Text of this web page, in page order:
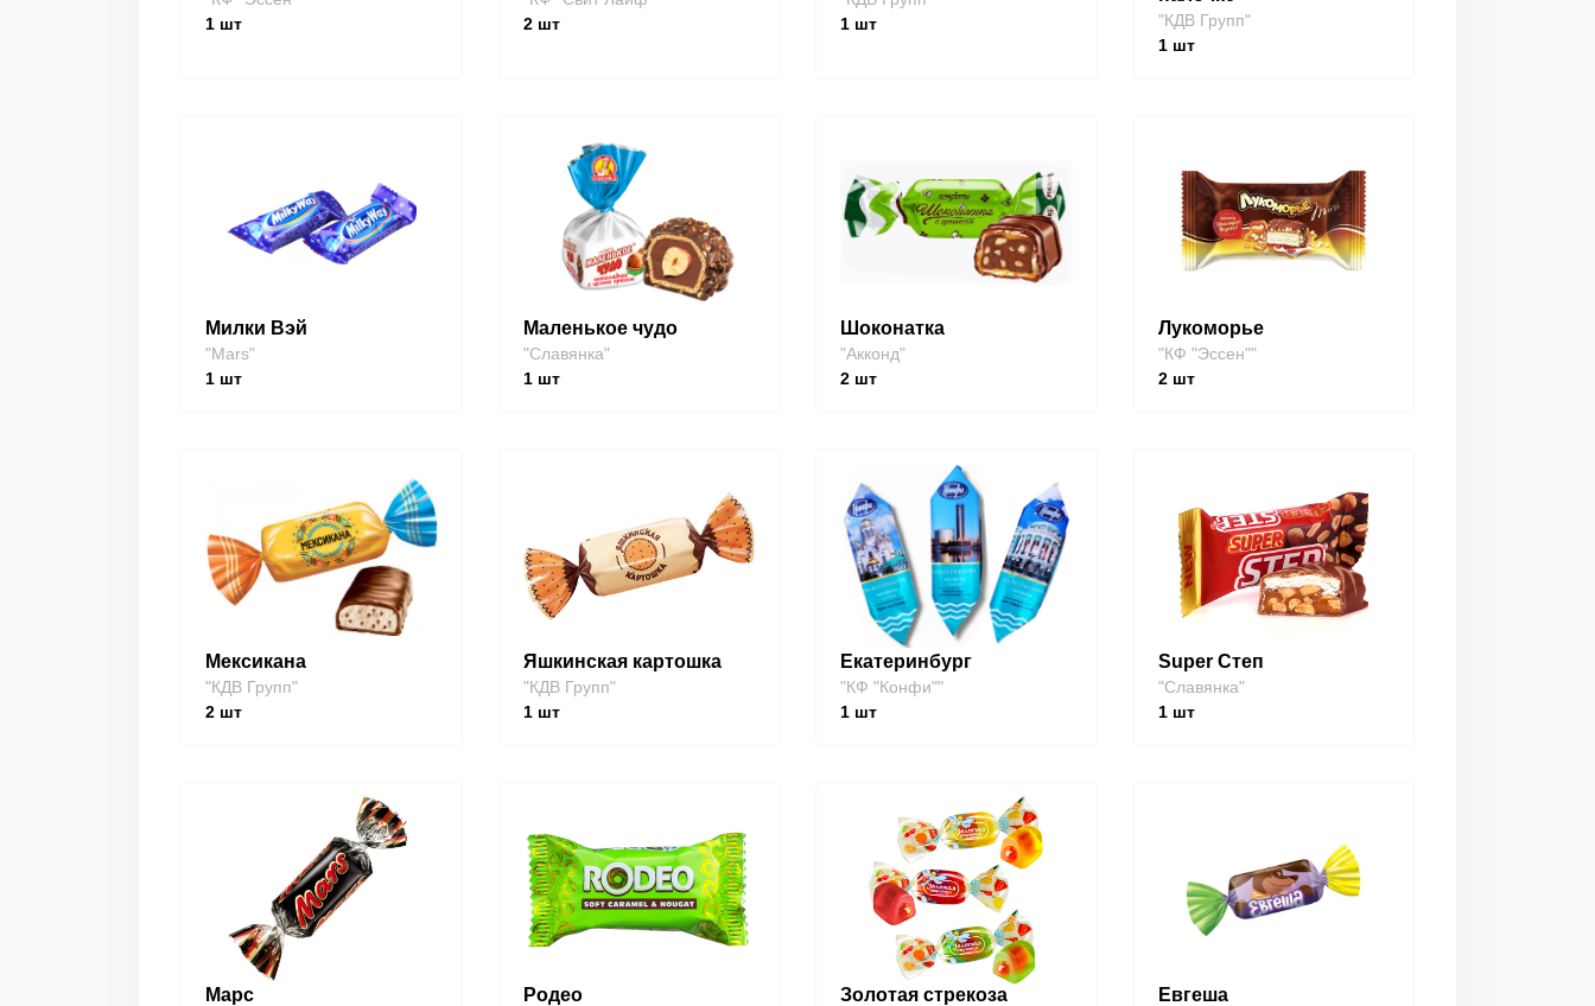
1 шт
2шт
1 шт
"КДВ Групп"
1шт
Милки Вэй
"Mars"
1 шт
Маленькое чудо
"Славянка"
1шт
Шоконатка
"Акконд"
2 шт
Лукоморье
"КФ "Эссен""
2шт
Мексикана
"КДВ Групп"
2 шт
Яшкинская картошка
"КДВ Групп"
1шт
Екатеринбург
"КФ "Конфи""
1 шт
Super Степ
"Славянка"
1шт
Марс Родео Золотая стрекоза Евгеша